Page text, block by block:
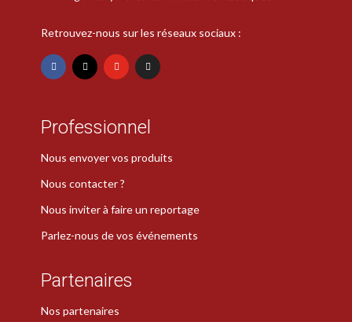
Retrouvez-nous sur les réseaux sociaux :
Professionnel
Nous envoyer vos produits
Nous contacter ?
Nous inviter à faire un reportage
Parlez-nous de vos événements
Partenaires
Nos partenaires